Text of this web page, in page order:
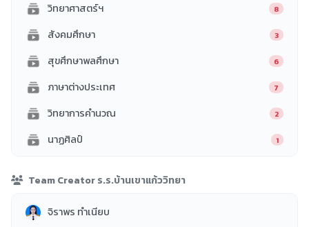
วิทยาศาสตร์ฯ 8
สังคมศึกษา 3
สุขศึกษาพลศึกษา 6
ภาษาต่างประเทศ 7
วิทยาการคำนวณ 2
นาฏศิลป์ 1
ประวัติศาสตร์
Team Creator ร.ร.บ้านเขาแก้ววิทยา
จิราพร ทำเนียบ